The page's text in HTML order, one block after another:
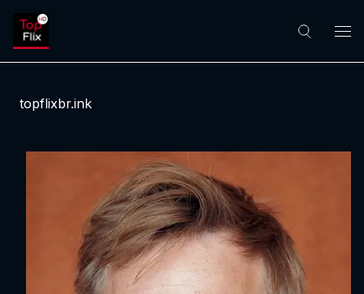
topflixbr.ink